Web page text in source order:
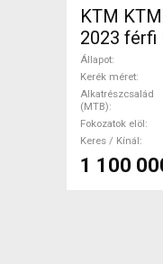
KTM
2023 férfi
Mountain
/ fully
használt
Állapot
Kerék méret
Alkatrészcsalád
(MTB)
Fokozatok elöl
Keres / Kínál
1 100